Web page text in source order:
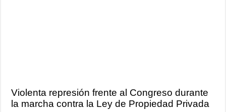
Violenta represión frente al Congreso durante
la marcha contra la Ley de Propiedad Privada